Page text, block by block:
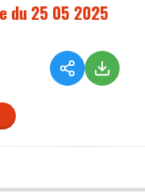
du 25 05 2025